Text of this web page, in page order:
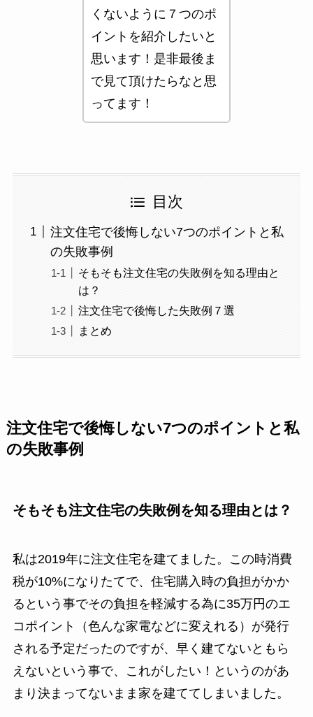
くないように７つのポ
イントを紹介したいと
思います！是非最後ま
で見て頂けたらなと思
ってます！
目次
注文住宅で後悔しない7つのポイントと私
の失敗事例
そもそも注文住宅の失敗例を知る理由と
は？
注文住宅で後悔した失敗例７選
まとめ
注文住宅で後悔しない7つのポイントと私
の失敗事例
そもそも注文住宅の失敗例を知る理由とは？
私は2019年に注文住宅を建てました。この時消費
税が10%になりたてで、住宅購入時の負担がかか
るという事でその負担を軽減する為に35万円のエ
コポイント（色んな家電などに変えれる）が発行
される予定だったのですが、早く建てないともら
えないという事で、これがしたい！というのがあ
まり決まってないまま家を建ててしまいました。